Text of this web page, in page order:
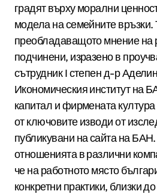
градят върху морални
модела на семейните връзки.
преобладаващото мнение на
подчинени, изразено в
сътрудник І степен д-р
Икономическия институт на
капитал и фирмената
от ключовите изводи от
публикувани на сайта на
отношенията в различни
че на работното място
конкретни практики, близки